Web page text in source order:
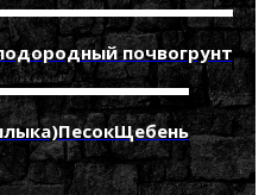
почвогрунт
ПесокЩебень